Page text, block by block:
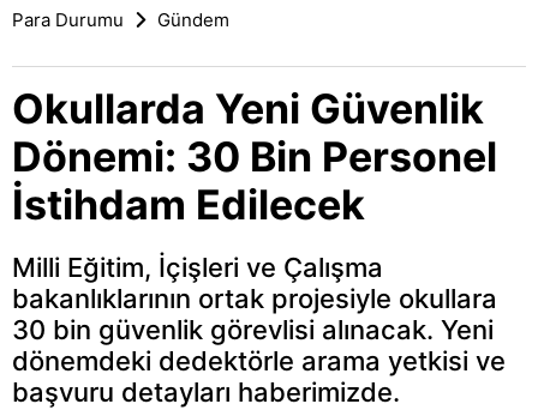
Para Durumu Gündem
Okullarda Yeni Güvenlik
Dönemi: 30 Bin Personel
İstihdam Edilecek
Milli Eğitim, İçişleri ve Çalışma
bakanlıklarının ortak projesiyle okullara
30 bin güvenlik görevlisi alınacak. Yeni
dönemdeki dedektörle arama yetkisi ve
başvuru detayları haberimizde.